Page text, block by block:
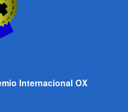
Internacional OX